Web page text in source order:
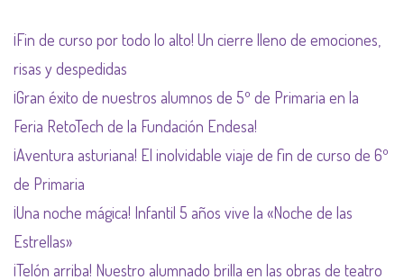
¡Fin de curso por todo lo alto! Un cierre lleno de emociones,
risas y despedidas
¡Gran éxito de nuestros alumnos de 5º de Primaria en la
Feria RetoTech de la Fundación Endesa!
¡Aventura asturiana! El inolvidable viaje de fin de curso de 6º
de Primaria
¡Una noche mágica! Infantil 5 años vive la «Noche de las
Estrellas»
¡Telón arriba! Nuestro alumnado brilla en las obras de teatro